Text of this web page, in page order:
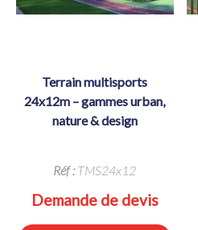
terrain multisports
24x12m – gammes urban,
nature & design
Réf :TMS24x12
Demande de devis